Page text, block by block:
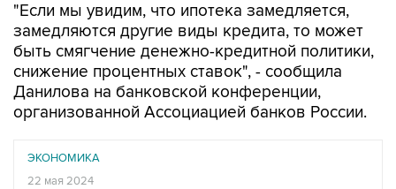
"Если мы увидим, что ипотека замедляется,
замедляются другие виды кредита, то может
быть смягчение денежно-кредитной политики,
снижение процентных ставок", - сообщила
Данилова на банковской конференции,
организованной Ассоциацией банков России.
ЭКОНОМИКА
22 мая 2024